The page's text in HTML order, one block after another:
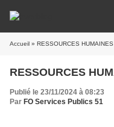
Accueil » RESSOURCES HUMAINES
RESSOURCES
Publié le 23/11/2024 à 08:23
Par FO Services Publics 51